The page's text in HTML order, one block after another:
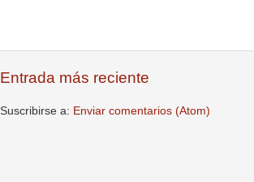
Entrada más reciente
Suscribirse a: Enviar comentarios (Atom)